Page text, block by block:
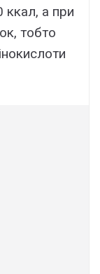
ккал, а при
тобто